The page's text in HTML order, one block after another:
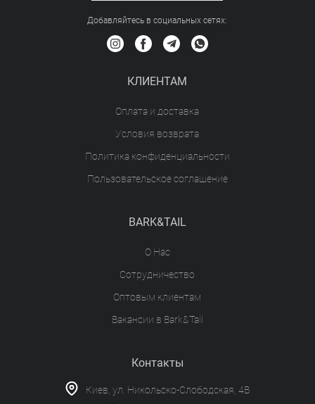
Добавляйтесь в социальных сетяx:
КЛИЕНТАМ
Оплата и доставка
Условия возврата
Политика конфиденциальности
Пользовательское соглашение
BARK&TAIL
О Нас
Сотрудничество
Оптовым клиентам
Вакансии в Bark&Tail
Контакты
Киев, ул. Никольско-Слободская, 4В